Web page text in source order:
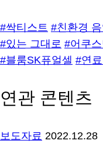
#싹티스트 #친환경
#있는 그대로 #어쿠스
#블룸SK퓨얼셀 #연료
연관 콘텐츠
보도자료 2022.12.28